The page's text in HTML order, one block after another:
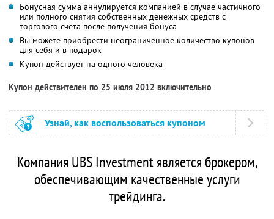
Бонусная сумма аннулируется компанией в случае частичного
или полного снятия собственных денежных средств с
торгового счета после получения бонуса
Вы можете приобрести неограниченное количество купонов
для себя и в подарок
Купон действует на одного человека
Купон действителен по 25 июля 2012 включительно
Узнай, как воспользоваться купоном
Компания UBS Investment является брокером,
обеспечивающим качественные услуги
трейдинга.